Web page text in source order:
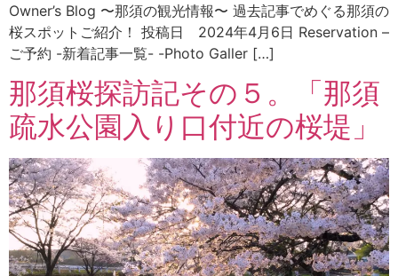
Owner’s Blog 〜那須の観光情報〜 過去記事でめぐる那須の
桜スポットご紹介！ 投稿日 2024年4月6日 Reservation –
ご予約 -新着記事一覧- -Photo Galler […]
那須桜探訪記その５。「那須
疏水公園入り口付近の桜堤」